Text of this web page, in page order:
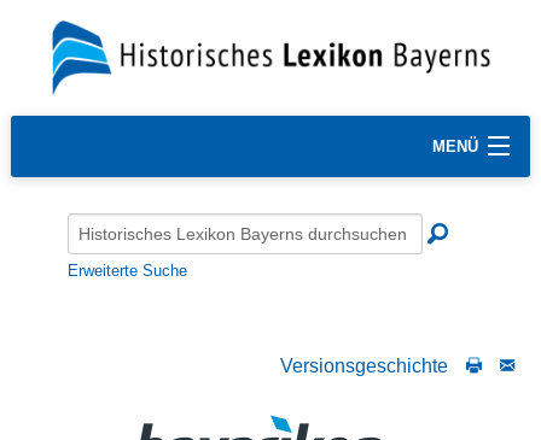
MENÜ
Erweiterte Suche
Versionsgeschichte